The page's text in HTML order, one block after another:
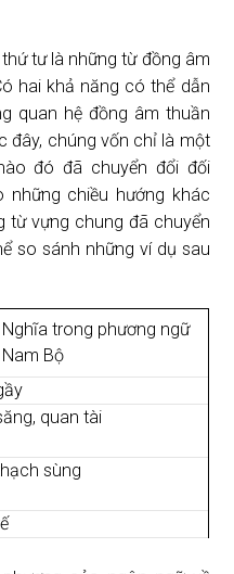
tư là những từ đồng âm
hai khả năng có thể dẫn
quan hệ đồng âm thuần
đây, chúng vốn chỉ là một
đó đã chuyển đổi đối
chiều hướng khác
từ vựng chung đã chuyển
so sánh những ví dụ sau
Nghĩa trong phương ngữ
Nam Bộ
quan tài
sùng